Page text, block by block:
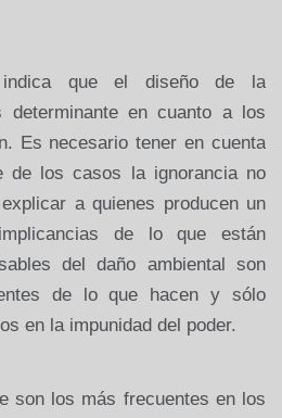
indica que el diseño de la
determinante en cuanto a los
Es necesario tener en cuenta
de los casos la ignorancia no
a quienes producen un
de lo que están
del daño ambiental son
de lo que hacen y sólo
en la impunidad del poder.
son los más frecuentes en los